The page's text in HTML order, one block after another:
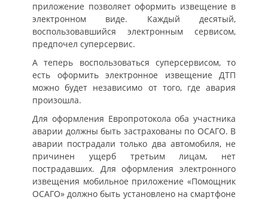
приложение позволяет оформить извещение в
электронном виде. Каждый десятый,
воспользовавшийся электронным сервисом,
предпочел суперсервис.
А теперь воспользоваться суперсервисом, то
есть оформить электронное извещение ДТП
можно будет независимо от того, где авария
произошла.
Для оформления Европротокола оба участника
аварии должны быть застрахованы по ОСАГО. В
аварии пострадали только два автомобиля, не
причинен ущерб третьим лицам, нет
пострадавших. Для оформления электронного
извещения мобильное приложение «Помощник
ОСАГО» должно быть установлено на смартфоне